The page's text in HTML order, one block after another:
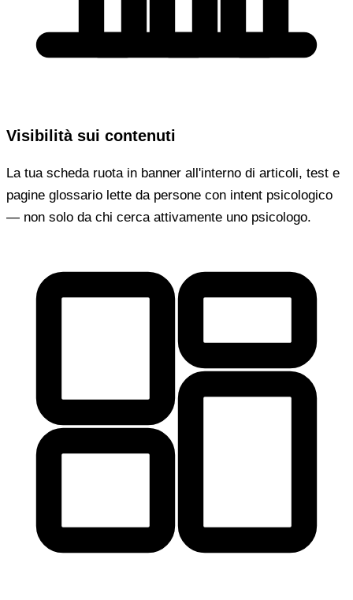
Visibilità sui contenuti
La tua scheda ruota in banner all'interno di articoli, test e
pagine glossario lette da persone con intent psicologico
— non solo da chi cerca attivamente uno psicologo.